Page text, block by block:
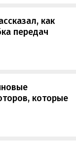
как
передач
которые